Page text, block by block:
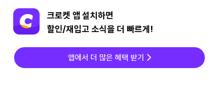
크로켓 앱 설치하면
할인/재입고 소식을 더 빠르게!
앱에서 더 많은 혜택 받기